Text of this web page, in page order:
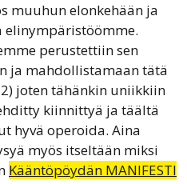
muuhun elonkehään ja
perustettiin sen
ja mahdollistamaan tätä
joten tähänkin uniikkiin
kiinnittyä ja täältä
hyvä operoida. Aina
myös itseltään miksi
Kääntöpöydän MANIFESTI